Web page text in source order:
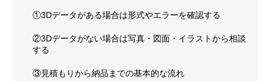
①3Dデータがある場合は形式やエラーを確認する
②3Dデータがない場合は写真・図面・イラストから相談
する
③見積もりから納品までの基本的な流れ